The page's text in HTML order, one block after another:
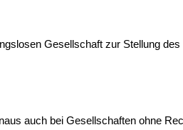
Gesellschaft zur Stellung
auch bei Gesellschaften ohne